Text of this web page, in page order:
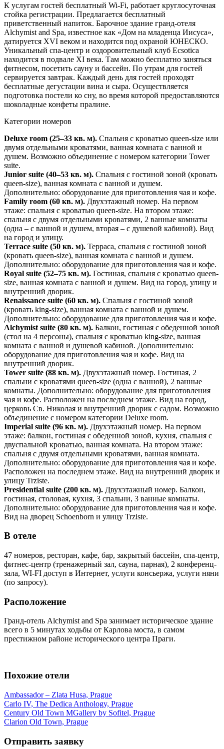
К услугам гостей бесплатный Wi-Fi, работает круглосуточная
стойка регистрации. Предлагается бесплатный
приветственный напиток. Барочное здание гранд-отеля
Alchymist and Spa, известное как «Дом на младенца Иисуса»,
датируется XVI веком и находится под охраной ЮНЕСКО.
Уникальный спа-центр и оздоровительный клуб Ecsotica
находится в подвале XI века. Там можно бесплатно заняться
фитнесом, посетить сауну и бассейн. По утрам для гостей
сервируется завтрак. Каждый день для гостей проходят
бесплатные дегустации вина и сыра. Осуществляется
подготовка постели ко сну, во время которой предоставляются
шоколадные конфеты пралине.
Категории номеров
Deluxe room (25–33 кв. м). Спальня с кроватью queen-size или
двумя отдельными кроватями, ванная комната с ванной и
душем. Возможно объединение с номером категории Tower
suite.
Junior suite (40–53 кв. м). Спальня с гостиной зоной (кровать
queen-size), ванная комната с ванной и душем.
Дополнительно: оборудование для приготовления чая и кофе.
Family room (60 кв. м). Двухэтажный номер. На первом
этаже: спальня с кроватью queen-size. На втором этаже:
спальня с двумя отдельными кроватями, 2 ванные комнаты
(одна – с ванной и душем, вторая – с душевой кабиной). Вид
на город и улицу.
Terrace suite (50 кв. м). Терраса, спальня с гостиной зоной
(кровать queen-size), ванная комната с ванной и душем.
Дополнительно: оборудование для приготовления чая и кофе.
Royal suite (52–75 кв. м). Гостиная, спальня с кроватью queen-
size, ванная комната с ванной и душем. Вид на город, улицу и
внутренний дворик.
Renaissance suite (60 кв. м). Спальня с гостиной зоной
(кровать king-size), ванная комната с ванной и душем.
Дополнительно: оборудование для приготовления чая и кофе.
Alchymist suite (80 кв. м). Балкон, гостиная с обеденной зоной
(стол на 4 персоны), спальня с кроватью king-size, ванная
комната с ванной и душевой кабиной. Дополнительно:
оборудование для приготовления чая и кофе. Вид на
внутренний дворик.
Tower suite (88 кв. м). Двухэтажный номер. Гостиная, 2
спальни с кроватями queen-size (одна с ванной), 2 ванные
комнаты. Дополнительно: оборудование для приготовления
чая и кофе. Расположен на последнем этаже. Вид на город,
церковь Св. Николая и внутренний дворик с садом. Возможно
объединение с номером категории Deluxe room.
Imperial suite (96 кв. м). Двухэтажный номер. На первом
этаже: балкон, гостиная с обеденной зоной, кухня, спальня с
двуспальной кроватью, ванная комната. На втором этаже:
спальня с двумя отдельными кроватями, ванная комната.
Дополнительно: оборудование для приготовления чая и кофе.
Расположен на последнем этаже. Вид на внутренний дворик и
улицу Trziste.
Presidential suite (200 кв. м). Двухэтажный номер. Балкон,
гостиная, столовая, кухня, 3 спальни, 3 ванные комнаты.
Дополнительно: оборудование для приготовления чая и кофе.
Вид на дворец Schoenborn и улицу Trziste.
В отеле
47 номеров, ресторан, кафе, бар, закрытый бассейн, спа-центр,
фитнес-центр (тренажерный зал, сауна, парная), 2 конференц-
зала, WI-FI доступ в Интернет, услуги консьержа, услуги няни
(по запросу).
Расположение
Гранд-отель Alchymist and Spa занимает историческое здание
всего в 5 минутах ходьбы от Карлова моста, в самом
престижном районе исторического центра Праги.
Похожие отели
Ambassador – Zlata Husa, Prague
Carlo IV, The Dedica Anthology, Prague
Century Old Town MGallery by Sofitel, Prague
Clarion Old Town, Prague
Отправить заявку